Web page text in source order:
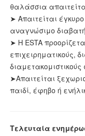
θαλάσσια
➤ Απαιτείται
αναγνώσιμο
➤ Η ESTA
επιχειρηματικούς,
διαμετακομιστικούς
➤Απαιτείται
παιδί, έφηβο ή
Τελευταία